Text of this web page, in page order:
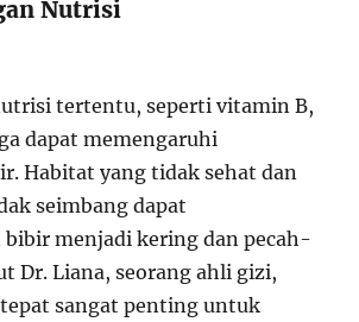
Nutrisi
tertentu, seperti vitamin B,
dapat memengaruhi
Habitat yang tidak sehat dan
seimbang dapat
bibir menjadi kering dan pecah-
Dr. Liana, seorang ahli gizi,
sangat penting untuk